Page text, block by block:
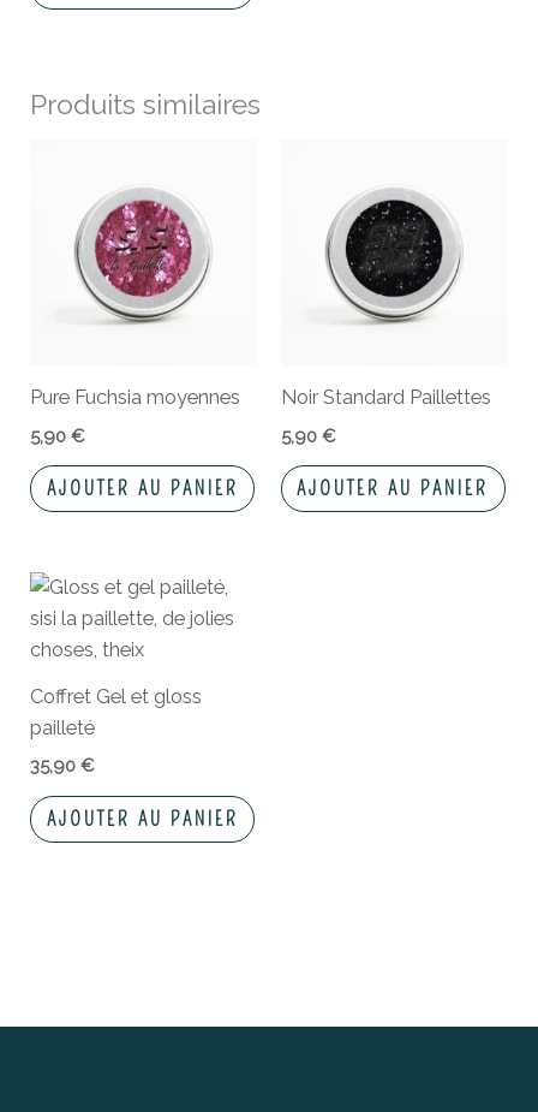
Produits similaires
Pure Fuchsia moyennes
5,90€
AJOUTER AU PANIER
Noir Standard Paillettes
5,90 €
AJOUTER AU PANIER
Coffret Gel et gloss
pailleté
35,90€
AJOUTER AU PANIER